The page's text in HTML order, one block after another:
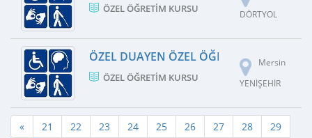
ÖZEL ÖĞRETIM KURSU
DÖRTYOL
ÖZEL DUAYEN ÖZEL ÖĞRETIM KURSU
ÖZEL ÖĞRETIM KURSU
Mersin
YENİŞEHİR
« 21 22 23 24 25 26 27 28
29